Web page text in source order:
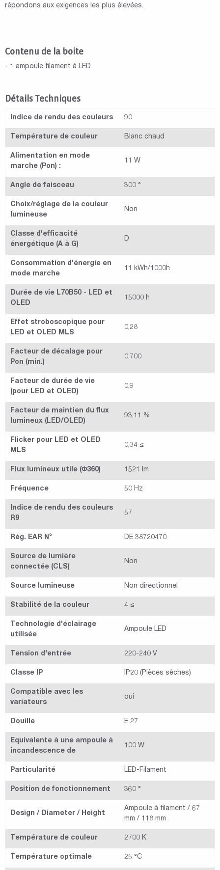
répondons aux exigences les plus élevées.
Contenu de la boite
- 1 ampoule filament à LED
Détails Techniques
Indice de rendu des couleurs 90
Température de couleur Blanc chaud
Alimentation en mode
marche (Pon) :
11 W
Angle de faisceau 300 °
Choix/réglage de la couleur
lumineuse
Non
Classe d'efficacité
énergétique (A à G)
D
Consommation d'énergie en
mode marche
11 kWh/1000h
Durée de vie L70B50 - LED et
OLED
15000 h
Effet stroboscopique pour
LED et OLED MLS
0,28
Facteur de décalage pour
Pon (min.)
0,700
Facteur de durée de vie
(pour LED et OLED)
0,9
Facteur de maintien du flux
lumineux (LED/OLED)
93,11 %
Flicker pour LED et OLED
MLS
0,34 ≤
Flux lumineux utile (Φ360) 1521 lm
Fréquence 50 Hz
Indice de rendu des couleurs
R9
57
Rég. EAR N° DE 38720470
Source de lumière
connectée (CLS)
Non
Source lumineuse Non directionnel
Stabilité de la couleur 4 ≤
Technologie d'éclairage
utilisée
Ampoule LED
Tension d'entrée 220-240 V
Classe IP IP20 (Pièces sèches)
Compatible avec les
variateurs
oui
Douille E 27
Equivalente à une ampoule à
incandescence de
100 W
Particularité LED-Filament
Position de fonctionnement 360 °
Design / Diameter / Height
Ampoule à filament / 67
mm / 118 mm
Température de couleur 2700 K
Température optimale 25 °C